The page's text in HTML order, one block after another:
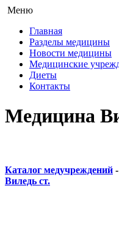
Меню
Главная
Разделы медицины
Новости медицины
Медицинские
Диеты
Контакты
Медицина
Каталог медучреждений -
Виледь ст.